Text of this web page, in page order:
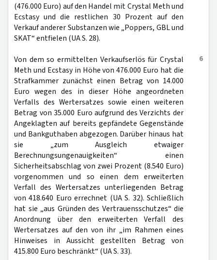
(476.000 Euro) auf den Handel mit Crystal Meth und
Ecstasy und die restlichen 30 Prozent auf den
Verkauf anderer Substanzen wie „Poppers, GBL und
SKAT“ entfielen (UA S. 28).
6
Von dem so ermittelten Verkaufserlös für Crystal
Meth und Ecstasy in Höhe von 476.000 Euro hat die
Strafkammer zunächst einen Betrag von 14.000
Euro wegen des in dieser Höhe angeordneten
Verfalls des Wertersatzes sowie einen weiteren
Betrag von 35.000 Euro aufgrund des Verzichts der
Angeklagten auf bereits gepfändete Gegenstände
und Bankguthaben abgezogen. Darüber hinaus hat
sie „zum Ausgleich etwaiger
Berechnungsungenauigkeiten“ einen
Sicherheitsabschlag von zwei Prozent (8.540 Euro)
vorgenommen und so einen dem erweiterten
Verfall des Wertersatzes unterliegenden Betrag
von 418.640 Euro errechnet (UA S. 32). Schließlich
hat sie „aus Gründen des Vertrauensschutzes“ die
Anordnung über den erweiterten Verfall des
Wertersatzes auf den von ihr „im Rahmen eines
Hinweises in Aussicht gestellten Betrag von
415.800 Euro beschränkt“ (UA S. 33).